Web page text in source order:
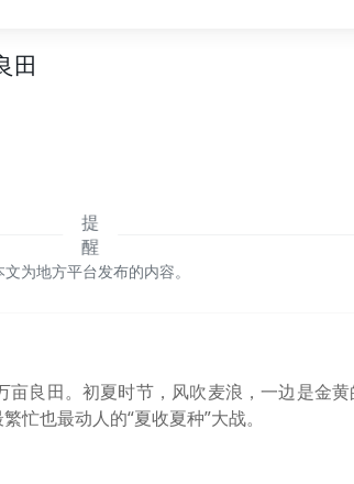
田
文为地方平台发布的内容。
良田。初夏时节，风吹麦浪，一边是金
忙也最动人的“夏收夏种”大战。